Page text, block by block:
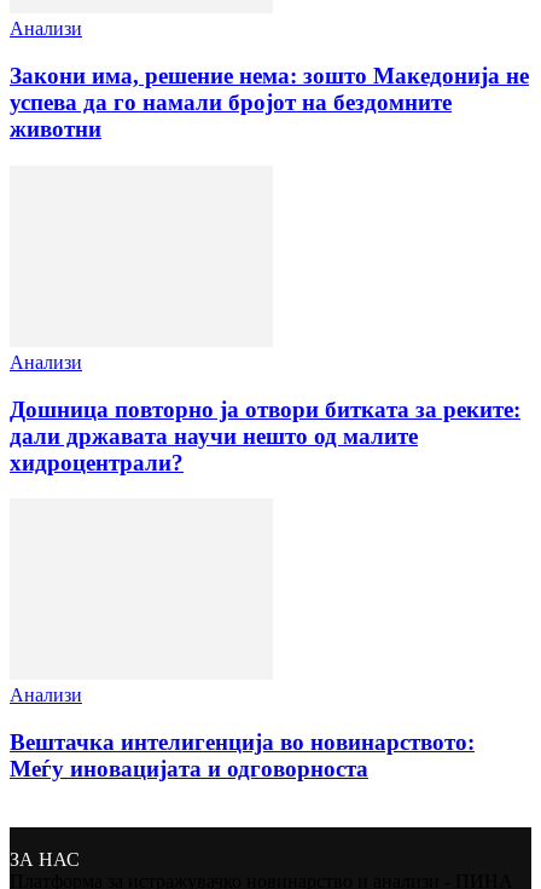
Анализи
Закони има, решение нема: зошто Македонија не
успева да го намали бројот на бездомните
животни
Анализи
Дошница повторно ја отвори битката за реките:
дали државата научи нешто од малите
хидроцентрали?
Анализи
Вештачка интелигенција во новинарството:
Меѓу иновацијата и одговорноста
ЗА НАС